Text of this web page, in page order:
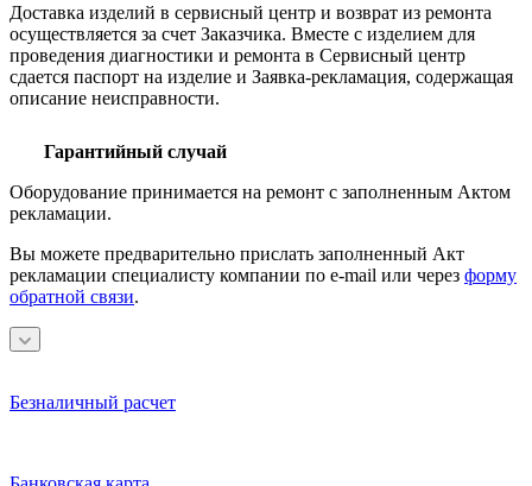
Доставка изделий в сервисный центр и возврат из ремонта
осуществляется за счет Заказчика. Вместе с изделием для
проведения диагностики и ремонта в Сервисный центр
сдается паспорт на изделие и Заявка-рекламация, содержащая
описание неисправности.
Гарантийный случай
Оборудование принимается на ремонт с заполненным Актом
рекламации.
Вы можете предварительно прислать заполненный Акт
рекламации специалисту компании по e-mail или через форму
обратной связи.
Безналичный расчет